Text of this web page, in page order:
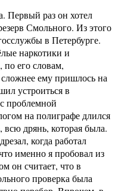
Первый раз он хотел
Смольного. Из этого
в Петербурге.
наркотики и
по его словам,
ему пришлось на
устроиться в
проблемной
на полиграфе длился
дрянь, которая была.
когда работал
именно я пробовал из
он считает, что в
проверка была